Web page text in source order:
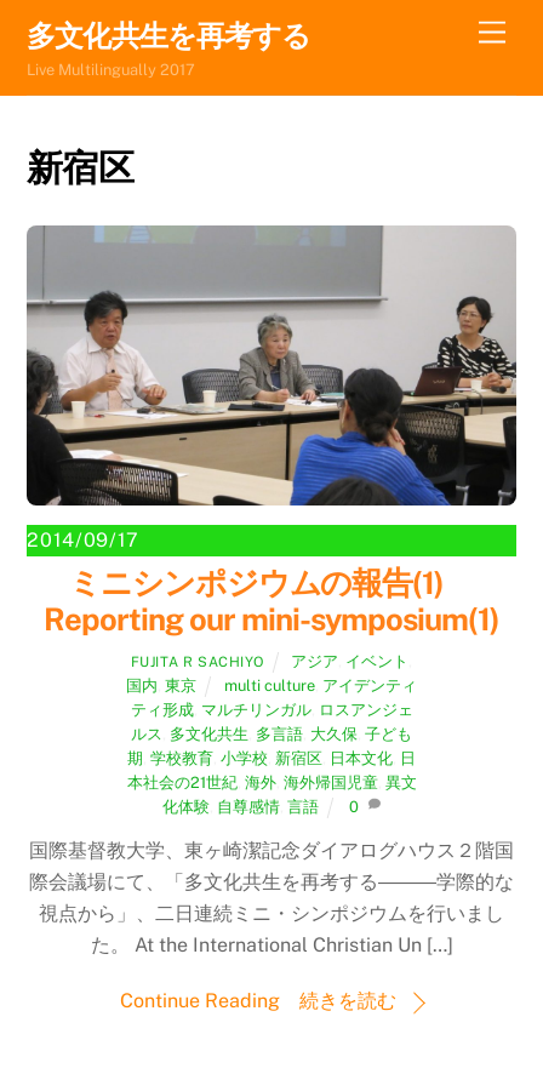
content
多文化共生を再考する
Live Multilingually 2017
新宿区
2014/09/17
ミニシンポジウムの報告(1)
Reporting our mini-symposium(1)
FUJITA R SACHIYO アジア イベント
国内 ,東京 multi culture, アイデンティ
ティ形成, マルチリンガル, ロスアンジェ
ルス 多文化共生 多言語 大久保 子ども
期 学校教育 小学校 新宿区 日本文化 日
本社会の21世紀, 海外, 海外帰国児童, 異文
化体験, 自尊感情, 言語 0
国際基督教大学、東ヶ崎潔記念ダイアログハウス２階国
際会議場にて、「多文化共生を再考する―――学際的な
視点から」、二日連続ミニ・シンポジウムを行いまし
た。 At the International Christian Un […]
Continue Reading 続きを読む